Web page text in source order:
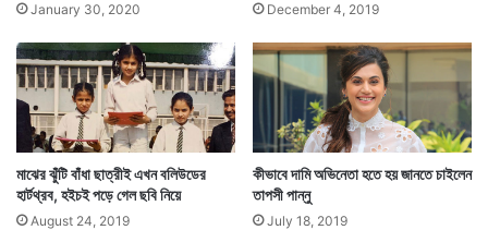
January 30, 2020 December 4, 2019
মাঝের ঝুঁটি বাঁধা ছাত্রীই এখন বলিউডের
হার্টথ্রব, হইচই পড়ে গেল ছবি নিয়ে
August 24, 2019
কীভাবে দামি অভিনেতা হতে হয় জানতে চাইলেন
তাপসী পান্নু
July 18, 2019